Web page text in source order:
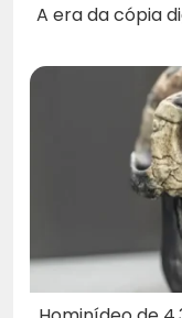
A era da cópia